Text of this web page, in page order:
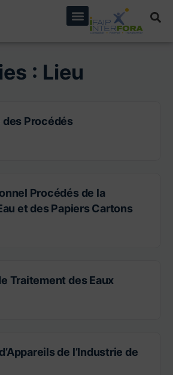
: Lieu
des Procédés
Procédés de la
et des Papiers Cartons
Traitement des Eaux
de l’Industrie de